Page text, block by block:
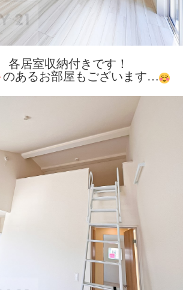
各居室収納付きです！
のあるお部屋もございます…